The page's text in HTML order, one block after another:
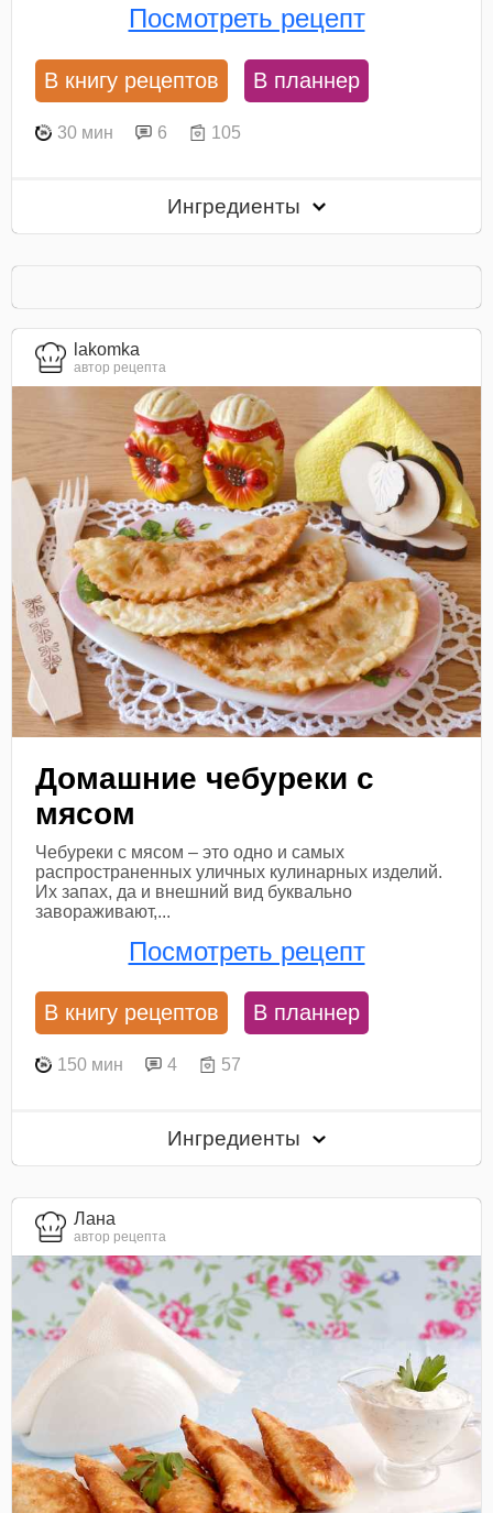
Посмотреть рецепт
В книгу рецептов В планнер
30 мин 6 105
Ингредиенты
lakomka
автор рецепта
Домашние чебуреки с
мясом
Чебуреки с мясом – это одно и самых
распространенных уличных кулинарных изделий.
Их запах, да и внешний вид буквально
завораживают,...
Посмотреть рецепт
В книгу рецептов В планнер
150 мин 4 57
Ингредиенты
Лана
автор рецепта